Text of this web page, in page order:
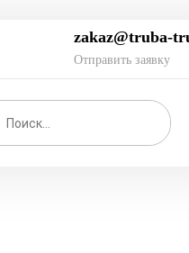
zakaz@truba-
Отправить заявку